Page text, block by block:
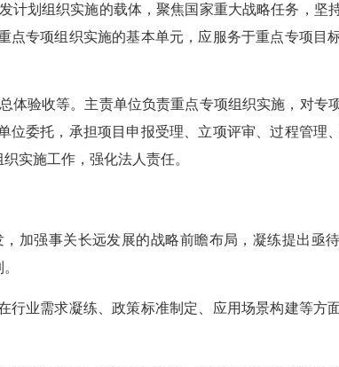
划组织实施的载体，聚焦国家重大战略任务，坚
专项组织实施的基本单元，应服务于重点专项目
验收等。主责单位负责重点专项组织实施，对专
委托，承担项目申报受理、立项评审、过程管理
实施工作，强化法人责任。
强事关长远发展的战略前瞻布局，凝练提出亟
需求凝练、政策标准制定、应用场景构建等方